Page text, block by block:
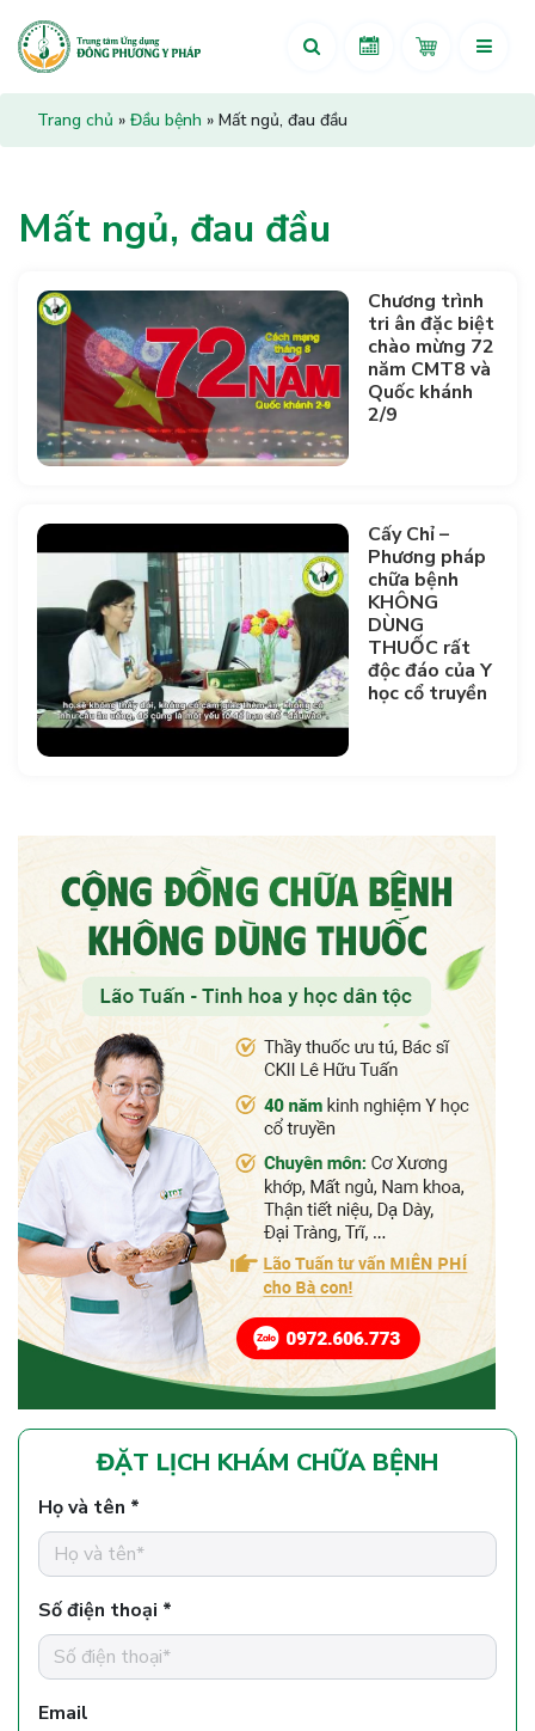
Trang chủ » Đầu bệnh » Mất ngủ, đau đầu
Mất ngủ, đau đầu
Chương trình
tri ân đặc biệt
chào mừng 72
năm CMT8 và
Quốc khánh
2/9
Cấy Chỉ –
Phương pháp
chữa bệnh
KHÔNG
DÙNG
THUỐC rất
độc đáo của Y
học cổ truyền
ĐẶT LỊCH KHÁM CHỮA BỆNH
Họ và tên *
Số điện thoại *
Email